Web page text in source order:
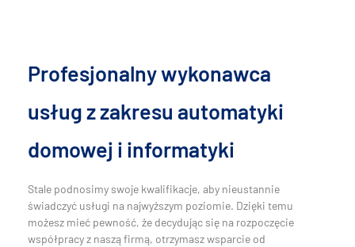
Profesjonalny wykonawca
usług z zakresu automatyki
domowej i informatyki
Stale podnosimy swoje kwalifikacje, aby nieustannie
świadczyć usługi na najwyższym poziomie. Dzięki temu
możesz mieć pewność, że decydując się na rozpoczęcie
współpracy z naszą firmą, otrzymasz wsparcie od